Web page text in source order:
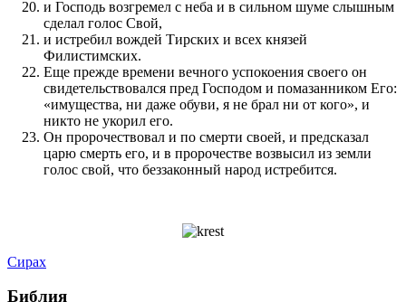
и Господь возгремел с неба и в сильном шуме слышным
сделал голос Свой,
и истребил вождей Тирских и всех князей
Филистимских.
Еще прежде времени вечного успокоения своего он
свидетельствовался пред Господом и помазанником Его:
«имущества, ни даже обуви, я не брал ни от кого», и
никто не укорил его.
Он пророчествовал и по смерти своей, и предсказал
царю смерть его, и в пророчестве возвысил из земли
голос свой, что беззаконный народ истребится.
Сирах
Библия